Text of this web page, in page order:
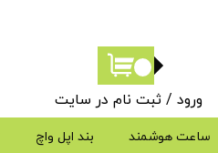
ورود /ثبت نام در سایت
حساب کاربری من
ساعت هوشمند بند اپل واچ